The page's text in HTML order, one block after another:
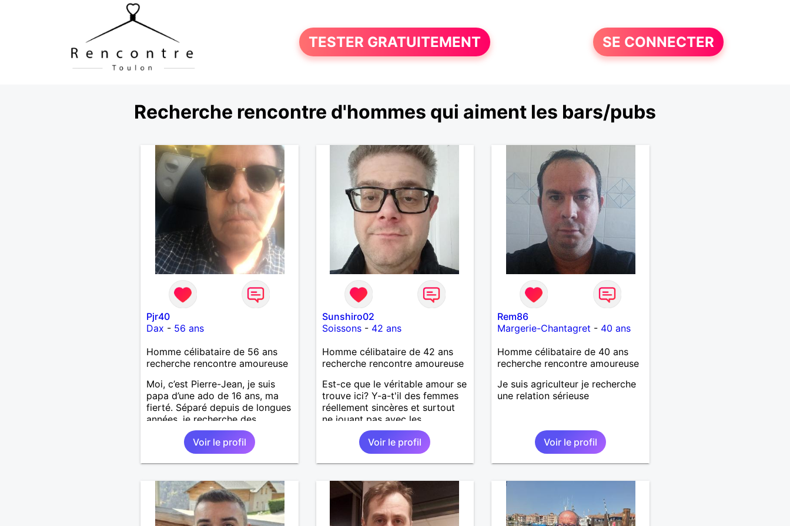
TESTER GRATUITEMENT SE CONNECTER
Recherche rencontre d'hommes qui aiment les bars/pubs
Pjr40
Dax - 56 ans
Homme célibataire de 56 ans
recherche rencontre amoureuse
Moi, c’est Pierre-Jean, je suis
papa d’une ado de 16 ans, ma
fierté. Séparé depuis de longues
années, je recherche des
affinités amicales afin de
rompre une solitude parfois
difficile à gérer ainsi que casser
le vague à l’âme. L’amitié reste
yeux mais peut se décliner en
des sentiments plus puissants.
« Le temps fera son œuvre »
Voir le profil
Sunshiro02
Soissons- 42 ans
Homme célibataire de 42 ans
recherche rencontre amoureuse
Est-ce que le véritable amour se
trouve ici? Y-a-t'il des femmes
réellement sincères et surtout
ne jouant pas avec les
sentiments des hommes? Etant
un homme protecteur et
bienveillant, je veux continuer
d'y croire et pouvoir enfin
désir temps. Faux profil,
profiteuse et autres joyeuseté
passer votre chemin, vous ne
Voir le profil
Rem86
Margerie-Chantagret - 40 ans
Homme célibataire de 40 ans
recherche rencontre amoureuse
Je suis agriculteur je recherche
une relation sérieuse
Voir le profil